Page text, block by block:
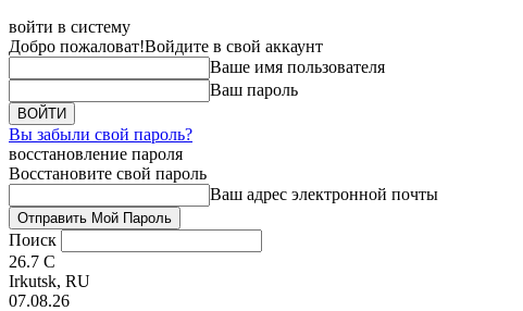
войти в систему
Добро пожаловат!Войдите в свой аккаунт
Ваше имя пользователя
Ваш пароль
Вы забыли свой пароль?
восстановление пароля
Восстановите свой пароль
Ваш адрес электронной почты
Поиск
26.7 C
Irkutsk, RU
07.08.26